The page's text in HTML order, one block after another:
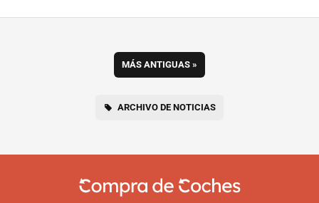
MÁS ANTIGUAS »
ARCHIVO DE NOTICIAS